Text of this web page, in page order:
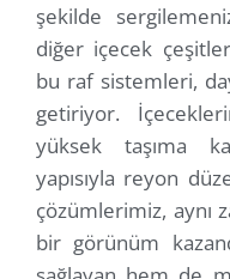
şekilde
diğer içecek
bu raf sistemleri,
getiriyor.
yüksek taşıma
yapısıyla reyon
çözümlerimiz, aynı
bir görünüm